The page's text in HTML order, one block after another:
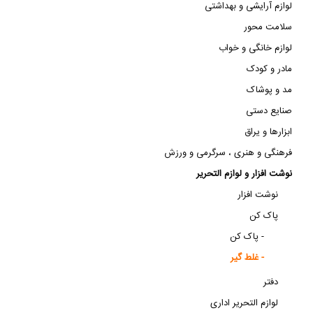
لوازم آرایشی و بهداشتی
سلامت محور
لوازم خانگی و خواب
مادر و کودک
مد و پوشاک
صنایع دستی
ابزارها و یراق
فرهنگی و هنری ، سرگرمی و ورزش
نوشت افزار و لوازم التحریر
نوشت افزار
پاک کن
پاک کن -
غلط گیر -
دفتر
لوازم التحریر اداری